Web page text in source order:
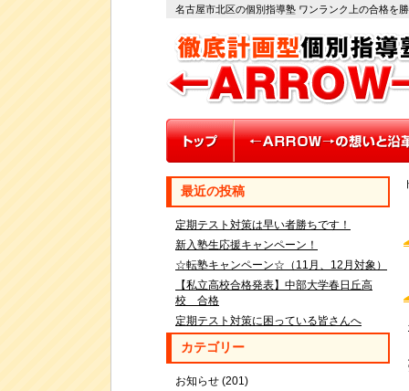
名古屋市北区の個別指導塾 ワンランク上の合格を
最近の投稿
定期テスト対策は早い者勝ちです！
新入塾生応援キャンペーン！
☆転塾キャンペーン☆（11月、12月対象）
【私立高校合格発表】中部大学春日丘高
校 合格
定期テスト対策に困っている皆さんへ
カテゴリー
お知らせ (201)